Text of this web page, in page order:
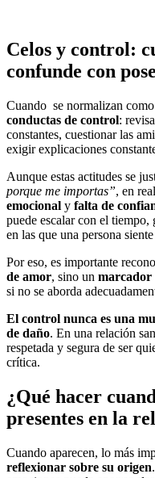
Celos y control:
confunde con
Cuando se normalizan
conductas de control:
constantes, cuestionar las
exigir explicaciones
Aunque estas actitudes se
porque me importas”, en
emocional y falta de
puede escalar con el tiempo,
en las que una persona
Por eso, es importante
de amor, sino un marcador
si no se aborda
El control nunca es una
de daño. En una relación
respetada y segura de ser
crítica.
¿Qué hacer
presentes en la
Cuando aparecen, lo más
reflexionar sobre su origen